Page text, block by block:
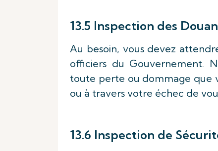
13.5 Inspection des
Au besoin, vous devez
officiers du Gouvernement.
toute perte ou dommage que
ou à travers votre échec de
13.6 Inspection de